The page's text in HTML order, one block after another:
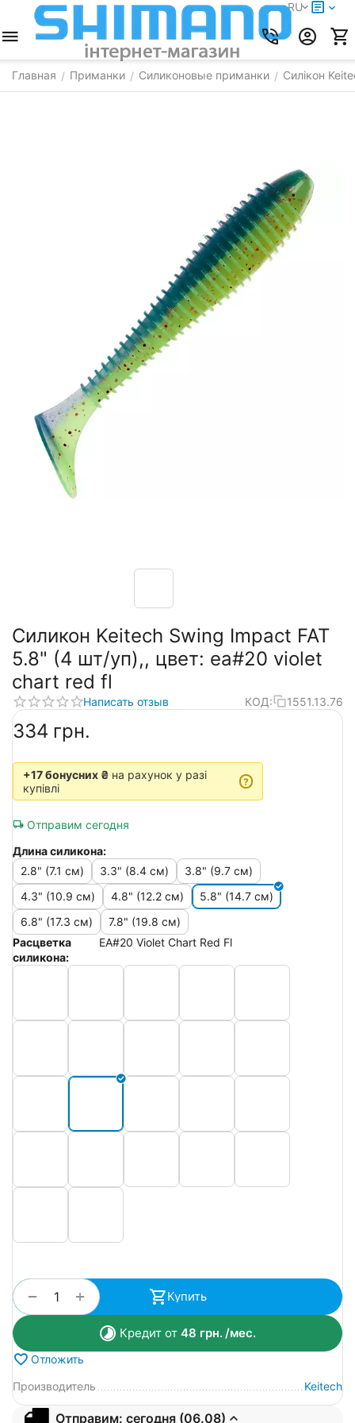
RU
Главная / Приманки / Силиконовые приманки / Силікон
Силикон Keitech Swing Impact FAT
5.8" (4 шт/уп),, цвет: ea#20 violet
chart red fl
Написать отзыв КОД: 1551.13.76
‍334‍ грн.
+17 бонусних ₴ на рахунок у разі
купівлі
?
Отправим сегодня
Длина силикона:
2.8" (7.1 см)
3.3" (8.4 см)
3.8" (9.7 см)
4.3" (10.9 см)
4.8" (12.2 см)
5.8" (14.7 см)
6.8" (17.3 см)
7.8" (19.8 см)
Расцветка
силикона:
EA#20 Violet Chart Red Fl
+
− Купить
Кредит от 48 грн./мес.
Отложить
Производитель
Keitech
Отправим: сегодня (06.08)